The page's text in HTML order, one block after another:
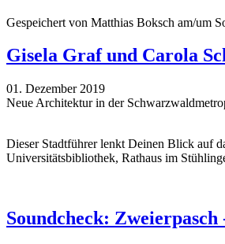
Gespeichert von Matthias Boksch am/um
Gisela Graf und Carola
01. Dezember 2019
Neue Architektur in der
Dieser Stadtführer lenkt Deinen Blick auf
Universitätsbibliothek, Rathaus im
Soundcheck: